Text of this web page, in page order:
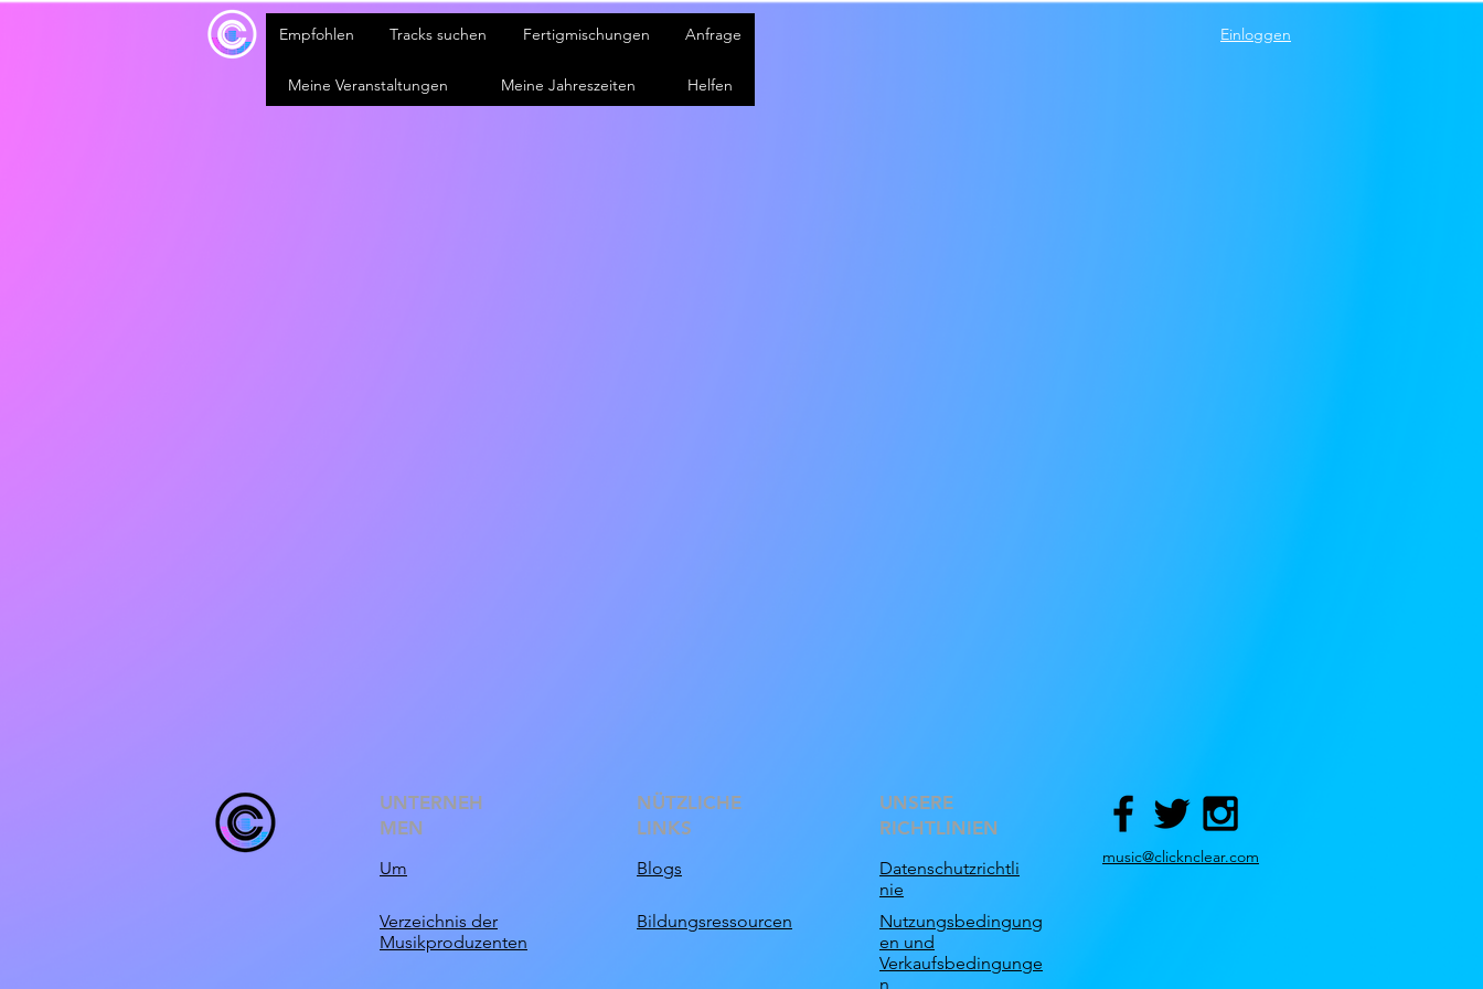
Empfohlen Tracks suchen Fertigmischungen Anfrage
Meine Veranstaltungen Meine Jahreszeiten Helfen
Einloggen
UNTERNEH
MEN
Um
Verzeichnis der
Musikproduzenten
NÜTZLICHE
LINKS
Blogs
Bildungsressourcen
UNSERE
RICHTLINIEN
Datenschutzrichtli
nie
Nutzungsbedingung
en und
Verkaufsbedingunge
n
music@clicknclear.com